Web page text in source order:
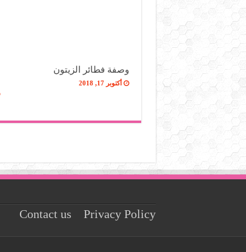
وصفة فطائر الزيتون
أكتوبر 17, 2018
Contact us Privacy Policy